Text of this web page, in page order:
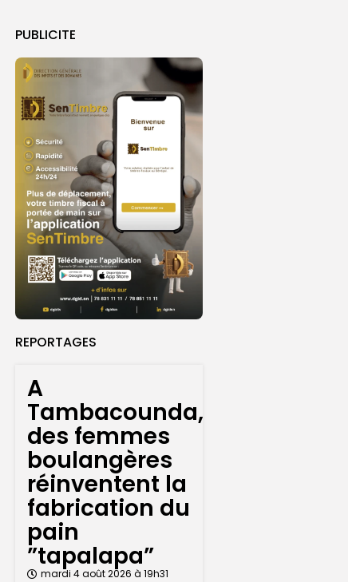
PUBLICITE
REPORTAGES
A
Tambacounda,
des femmes
boulangères
réinventent la
fabrication du
pain
”tapalapa”
mardi 4 août 2026 à 19h31